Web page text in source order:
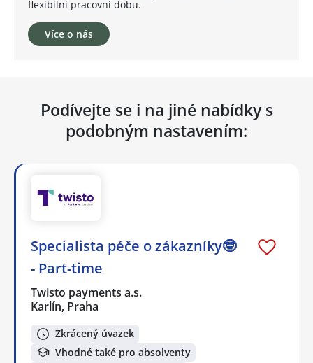
flexibilní pracovní dobu.
Více o nás
Podívejte se i na jiné nabídky s
podobným nastavením:
Specialista péče o zákazníky🤓
- Part-time
Twisto payments a.s.
Karlín, Praha
Zkrácený úvazek
Vhodné také pro absolventy